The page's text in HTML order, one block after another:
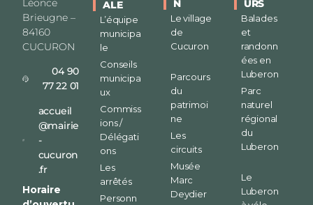
Léonce
Brieugne –
84160
CUCURON
04 90
77 22 01
accueil
@mairie
-
cucuron
.fr
Horaire
ALE
L’équipe
municipa
le
Conseils
municipa
ux
Commiss
ions /
Délégati
ons
Les
arrêtés
Personn
N
Le village
de
Cucuron
Parcours
du
patrimoi
ne
Les
circuits
Musée
Marc
Deydier
URS
Balades
et
randonn
ées en
Luberon
Parc
naturel
régional
du
Luberon
Le
Luberon